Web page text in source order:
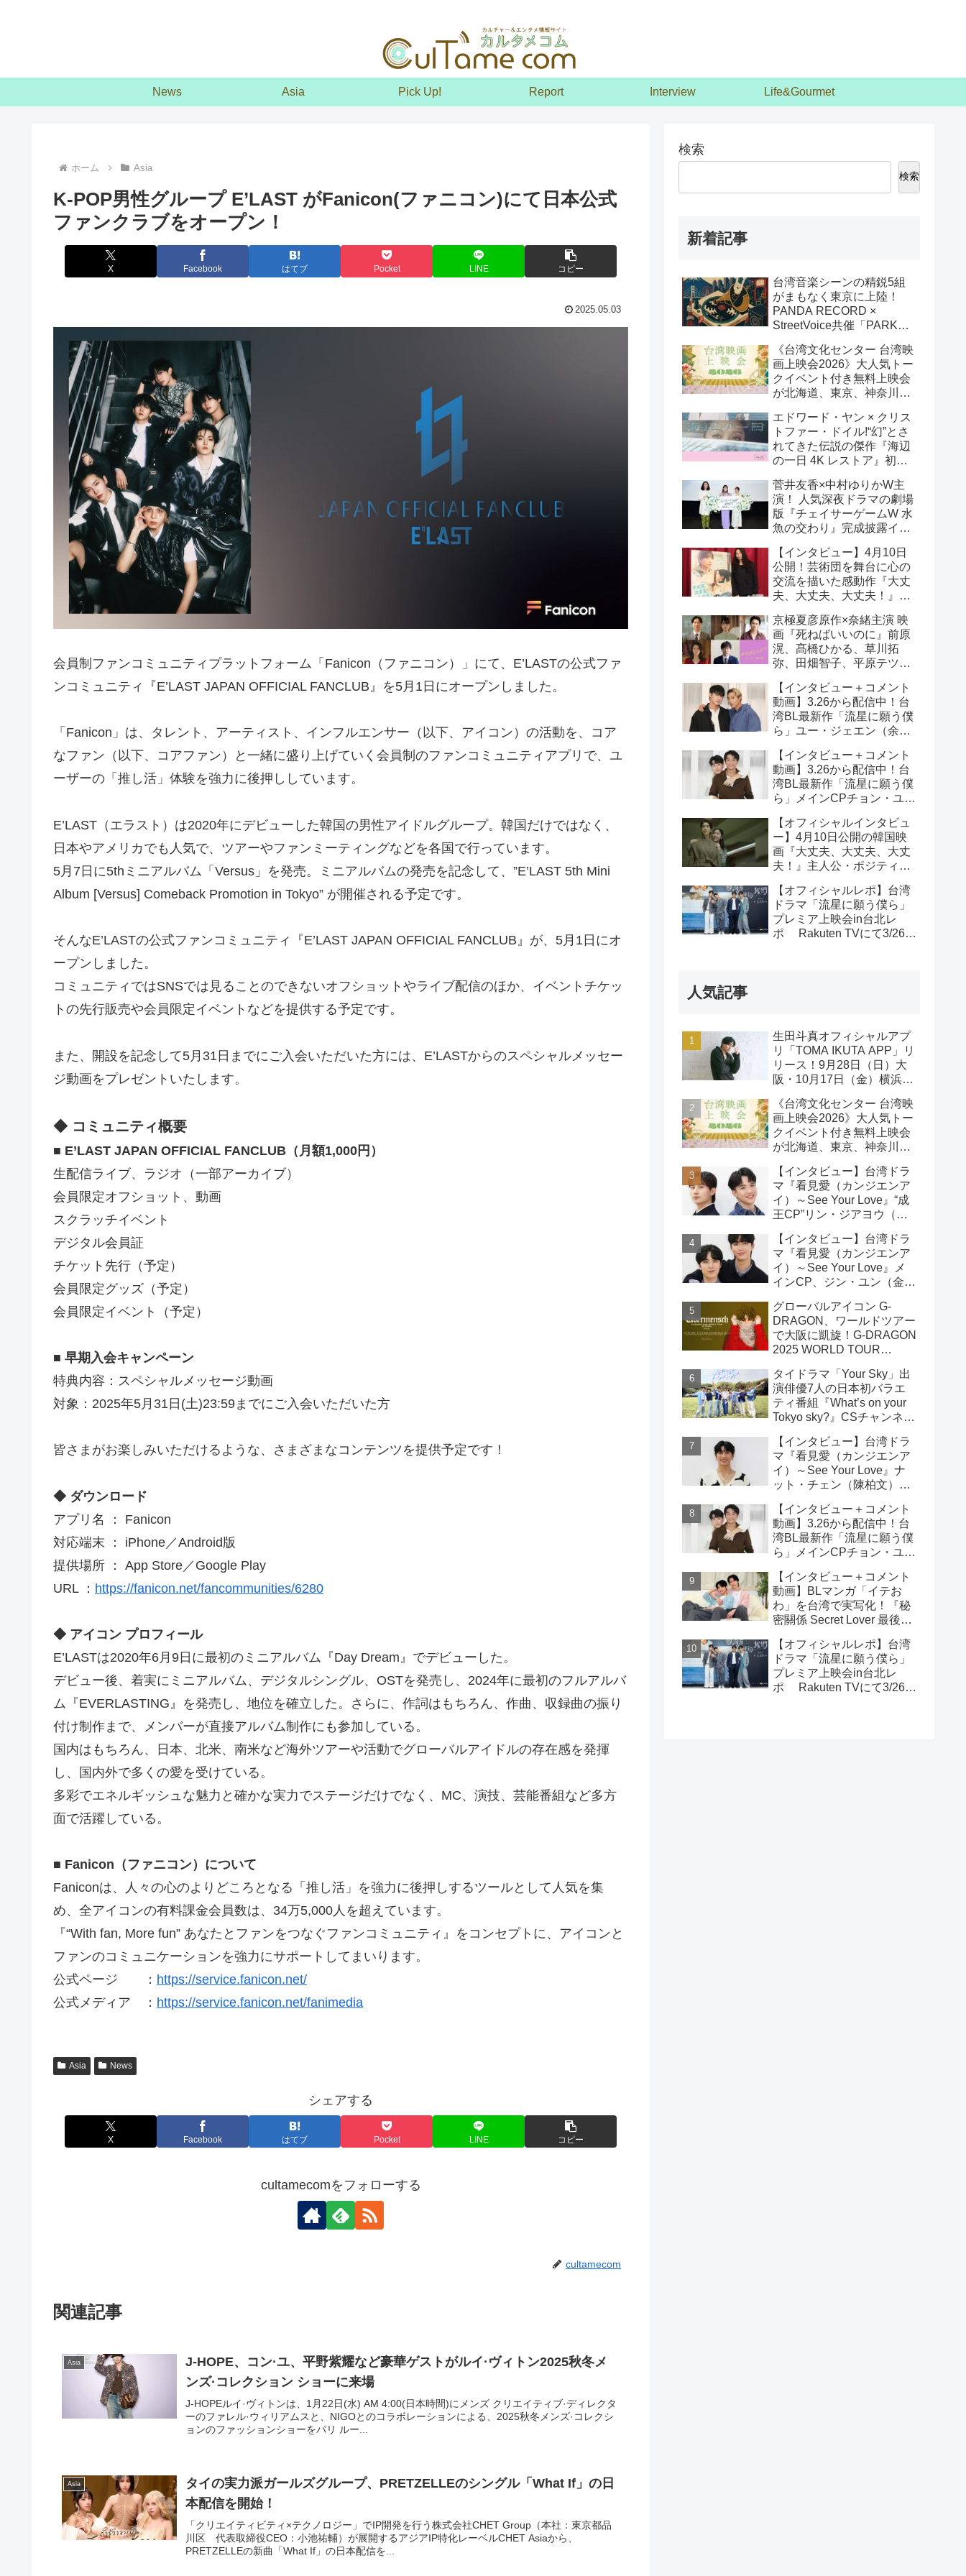
News Asia Pick Up! Report Interview Life&Gourmet
ホーム Asia
K-POP男性グループ E’LAST がFanicon(ファニコン)にて日本公式
ファンクラブをオープン！
X Facebook はてブ Pocket LINE コピー
2025.05.03
会員制ファンコミュニティプラットフォーム「Fanicon（ファニコン）」にて、E’LASTの公式ファ
ンコミュニティ『E’LAST JAPAN OFFICIAL FANCLUB』を5月1日にオープンしました。
「Fanicon」は、タレント、アーティスト、インフルエンサー（以下、アイコン）の活動を、コア
なファン（以下、コアファン）と一緒に盛り上げていく会員制のファンコミュニティアプリで、ユ
ーザーの「推し活」体験を強力に後押ししています。
E’LAST（エラスト）は2020年にデビューした韓国の男性アイドルグループ。韓国だけではなく、
日本やアメリカでも人気で、ツアーやファンミーティングなどを各国で行っています。
5月7日に5thミニアルバム「Versus」を発売。ミニアルバムの発売を記念して、”E’LAST 5th Mini
Album [Versus] Comeback Promotion in Tokyo” が開催される予定です。
そんなE’LASTの公式ファンコミュニティ『E’LAST JAPAN OFFICIAL FANCLUB』が、5月1日にオ
ープンしました。
コミュニティではSNSでは見ることのできないオフショットやライブ配信のほか、イベントチケッ
トの先行販売や会員限定イベントなどを提供する予定です。
また、開設を記念して5月31日までにご入会いただいた方には、E’LASTからのスペシャルメッセー
ジ動画をプレゼントいたします。
◆ コミュニティ概要
■ E’LAST JAPAN OFFICIAL FANCLUB（月額1,000円）
生配信ライブ、ラジオ（一部アーカイブ）
会員限定オフショット、動画
スクラッチイベント
デジタル会員証
チケット先行（予定）
会員限定グッズ（予定）
会員限定イベント（予定）
■ 早期入会キャンペーン
特典内容：スペシャルメッセージ動画
対象：2025年5月31日(土)23:59までにご入会いただいた方
皆さまがお楽しみいただけるような、さまざまなコンテンツを提供予定です！
◆ ダウンロード
アプリ名 ： Fanicon
対応端末 ： iPhone／Android版
提供場所 ： App Store／Google Play
URL ： https://fanicon.net/fancommunities/6280
◆ アイコン プロフィール
E’LASTは2020年6月9日に最初のミニアルバム『Day Dream』でデビューした。
デビュー後、着実にミニアルバム、デジタルシングル、OSTを発売し、2024年に最初のフルアルバ
ム『EVERLASTING』を発売し、地位を確立した。さらに、作詞はもちろん、作曲、収録曲の振り
付け制作まで、メンバーが直接アルバム制作にも参加している。
国内はもちろん、日本、北米、南米など海外ツアーや活動でグローバルアイドルの存在感を発揮
し、国内外で多くの愛を受けている。
多彩でエネルギッシュな魅力と確かな実力でステージだけでなく、MC、演技、芸能番組など多方
面で活躍している。
■ Fanicon（ファニコン）について
Faniconは、人々の心のよりどころとなる「推し活」を強力に後押しするツールとして人気を集
め、全アイコンの有料課金会員数は、34万5,000人を超えています。
『“With fan, More fun” あなたとファンをつなぐファンコミュニティ』をコンセプトに、アイコンと
ファンのコミュニケーションを強力にサポートしてまいります。
公式ページ ： https://service.fanicon.net/
公式メディア ： https://service.fanicon.net/fanimedia
Asia News
シェアする
X Facebook はてブ Pocket LINE コピー
cultamecomをフォローする
cultamecom
関連記事
Asia
J-HOPE、コン·ユ、平野紫耀など豪華ゲストがルイ·ヴィトン2025秋冬メ
ンズ·コレクション ショーに来場
J-HOPEルイ·ヴィトンは、1月22日(水) AM 4:00(日本時間)にメンズ クリエイティブ·ディレクタ
ーのファレル·ウィリアムスと、NIGOとのコラボレーションによる、2025秋冬メンズ·コレクシ
ョンのファッションショーをパリ ルー...
Asia
タイの実力派ガールズグループ、PRETZELLEのシングル「What If」の日
本配信を開始！
「クリエイティビティ×テクノロジー」でIP開発を行う株式会社CHET Group（本社：東京都品
川区 代表取締役CEO：小池祐輔）が展開するアジアIP特化レーベルCHET Asiaから、
PRETZELLEの新曲「What If」の日本配信を...
検索
検索
新着記事
台湾音楽シーンの精鋭5組
がまもなく東京に上陸！
PANDA RECORD ×
StreetVoice共催「PARK
好評発売中！
《台湾文化センター 台湾映
画上映会2026》大人気トー
クイベント付き無料上映会
が北海道、東京、神奈川、
決定!
エドワード・ヤン × クリス
トファー・ドイル!“幻”とさ
れてきた伝説の傑作『海辺
の一日 4K レストア』初の
『恐怖分子 デジタルリマス
ター』上映も!
菅井友香×中村ゆりかW主
演！ 人気深夜ドラマの劇場
版『チェイサーゲームW 水
魚の交わり』完成披露イベ
恋愛相談トーク開催！
【インタビュー】4月10日
公開！芸術団を舞台に心の
交流を描いた感動作『大丈
夫、大丈夫、大丈夫！』キ
ー
京極夏彦原作×奈緒主演 映
画『死ねばいいのに』前原
滉、髙橋ひかる、草川拓
弥、田畑智子、平原テツら
【インタビュー＋コメント
動画】3.26から配信中！台
湾BL最新作「流星に願う僕
ら」ユー・ジェエン（余杰
うた）インタビュー！サイ
ン入りチェキ読プレも
【インタビュー＋コメント
動画】3.26から配信中！台
湾BL最新作「流星に願う僕
ら」メインCPチョン・ユエ
ー・モンシュエン（初孟
軒） インタビュー！サイン
入りチェキ読プレも
【オフィシャルインタビュ
ー】4月10日公開の韓国映
画『大丈夫、大丈夫、大丈
夫！』主人公・ポジティブ
映画の見どころを紹介！
【オフィシャルレポ】台湾
ドラマ「流星に願う僕ら」
プレミア上映会in台北レ
ポ Rakuten TVにて3/26～
人気記事
生田斗真オフィシャルアプ
リ「TOMA IKUTA APP」リ
リース！9月28日（日）大
阪・10月17日（金）横浜に
ング開催！
《台湾文化センター 台湾映
画上映会2026》大人気トー
クイベント付き無料上映会
が北海道、東京、神奈川、
決定!
【インタビュー】台湾ドラ
マ『看見愛（カンジエンア
イ）～See Your Love』“成
王CP”リン・ジアヨウ（林
（林詠傑）インタビュー
【インタビュー】台湾ドラ
マ『看見愛（カンジエンア
イ）～See Your Love』メ
インCP、ジン・ユン（金
宇）インタビュー
グローバルアイコン G-
DRAGON、ワールドツアー
で大阪に凱旋！G-DRAGON
2025 WORLD TOUR
ENCORE 9月23日(火・
祝)18:00よりファンクラブ
先行受付開始！！
タイドラマ「Your Sky」出
演俳優7人の日本初バラエ
ティ番組『What’s on your
Tokyo sky?』CSチャンネ
日（日）19時30分 独占放
送！！
【インタビュー】台湾ドラ
マ『看見愛（カンジエンア
イ）～See Your Love』ナ
ット・チェン（陳柏文）イ
【インタビュー＋コメント
動画】3.26から配信中！台
湾BL最新作「流星に願う僕
ら」メインCPチョン・ユエ
ー・モンシュエン（初孟
軒） インタビュー！サイン
入りチェキ読プレも
【インタビュー＋コメント
動画】BLマンガ「イテお
わ」を台湾で実写化！『秘
密關係 Secret Lover 最後の
豪）＆Chance（成晞）イン
タビュー 12月26日(金)よ
りシネマート新宿ほか全国
公開！
【オフィシャルレポ】台湾
ドラマ「流星に願う僕ら」
プレミア上映会in台北レ
ポ Rakuten TVにて3/26～